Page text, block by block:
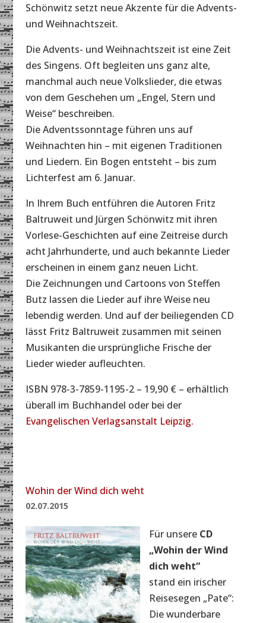
Schönwitz setzt neue Akzente für die Advents-
und Weihnachtszeit.
Die Advents- und Weihnachtszeit ist eine Zeit
des Singens. Oft begleiten uns ganz alte,
manchmal auch neue Volkslieder, die etwas
von dem Geschehen um „Engel, Stern und
Weise“ beschreiben.
Die Adventssonntage führen uns auf
Weihnachten hin – mit eigenen Traditionen
und Liedern. Ein Bogen entsteht – bis zum
Lichterfest am 6. Januar.
In Ihrem Buch entführen die Autoren Fritz
Baltruweit und Jürgen Schönwitz mit ihren
Vorlese-Geschichten auf eine Zeitreise durch
acht Jahrhunderte, und auch bekannte Lieder
erscheinen in einem ganz neuen Licht.
Die Zeichnungen und Cartoons von Steffen
Butz lassen die Lieder auf ihre Weise neu
lebendig werden. Und auf der beiliegenden CD
lässt Fritz Baltruweit zusammen mit seinen
Musikanten die ursprüngliche Frische der
Lieder wieder aufleuchten.
ISBN 978-3-7859-1195-2 – 19,90 € – erhältlich
überall im Buchhandel oder bei der
Evangelischen Verlagsanstalt Leipzig.
Wohin der Wind dich weht
02.07.2015
Für unsere CD
„Wohin der Wind
dich weht“
stand ein irischer
Reisesegen „Pate“:
Die wunderbare